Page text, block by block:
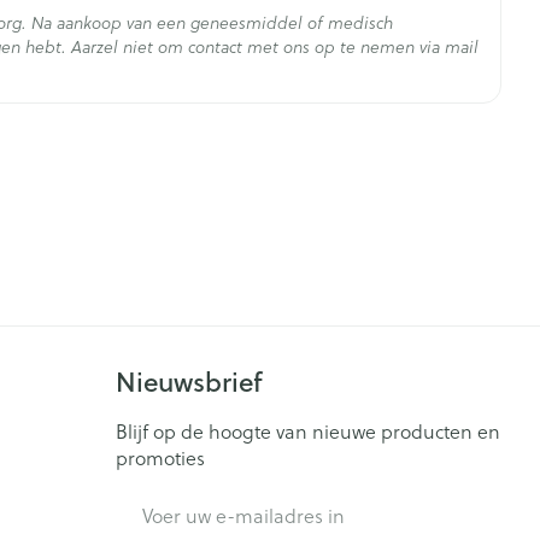
wordt het noodzakelijk geacht dat de intervallen
Uromitexan° toegediend worden (in dat geval
Na aankoop van een geneesmiddel of medisch
hebt. Aarzel niet om contact met ons op te nemen via mail
Nieuwsbrief
Blijf op de hoogte van nieuwe producten en
promoties